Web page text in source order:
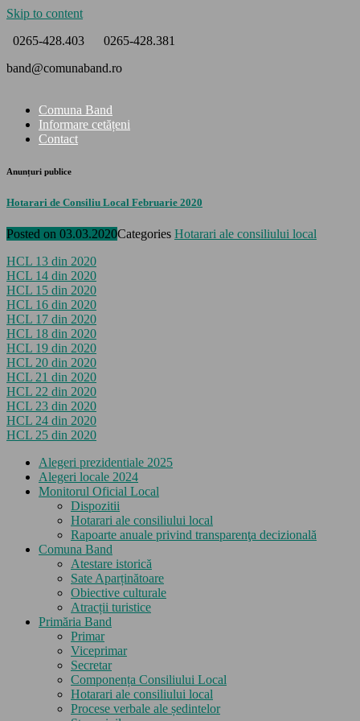
Skip to content
0265-428.403
0265-428.381
band@comunaband.ro
Comuna Band
Informare cetățeni
Contact
Anunțuri publice
Hotarari de Consiliu Local Februarie 2020
Posted on 03.03.2020Categories Hotarari ale consiliului local
HCL 13 din 2020
HCL 14 din 2020
HCL 15 din 2020
HCL 16 din 2020
HCL 17 din 2020
HCL 18 din 2020
HCL 19 din 2020
HCL 20 din 2020
HCL 21 din 2020
HCL 22 din 2020
HCL 23 din 2020
HCL 24 din 2020
HCL 25 din 2020
Alegeri prezidentiale 2025
Alegeri locale 2024
Monitorul Oficial Local
Dispozitii
Hotarari ale consiliului local
Rapoarte anuale privind transparenţa decizională
Comuna Band
Atestare istorică
Sate Aparținătoare
Obiective culturale
Atracții turistice
Primăria Band
Primar
Viceprimar
Secretar
Componența Consiliului Local
Hotarari ale consiliului local
Procese verbale ale ședintelor